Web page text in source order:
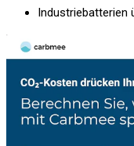
Industriebatterien